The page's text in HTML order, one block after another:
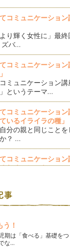
コミュニケーション
り輝く女性に」最
ズバ…
コミュニケーション
ミュニケーション
というテーマ…
コミュニケーション
いるイライラの種」
分の親と同じこと
？ …
コミュニケーション
ためのヒント2」
…
コミュニケーショ
ためのヒント1」
間体制で授乳やおむ
育児で時間が…
！
期は「食べる」基礎をつ
な…